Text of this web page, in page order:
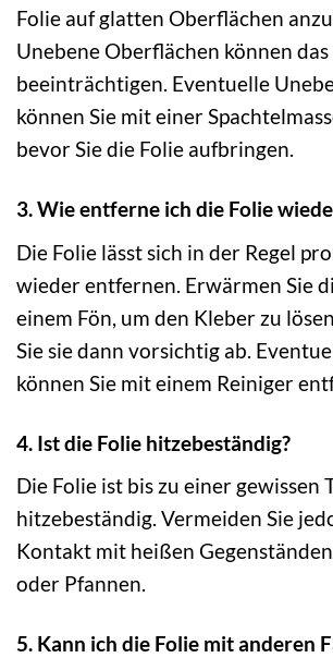
Folie auf glatten Oberflächen
Unebene Oberflächen können
beeinträchtigen. Eventuelle
können Sie mit einer
bevor Sie die Folie aufbringen.
3. Wie entferne ich die Folie
Die Folie lässt sich in der Regel
wieder entfernen. Erwärmen Sie
einem Fön, um den Kleber zu
Sie sie dann vorsichtig ab.
können Sie mit einem Reiniger
4. Ist die Folie hitzebeständig?
Die Folie ist bis zu einer gewissen
hitzebeständig. Vermeiden Sie
Kontakt mit heißen
oder Pfannen.
5. Kann ich die Folie mit anderen